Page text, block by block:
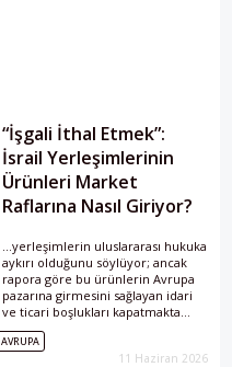
“İşgali İthal Etmek”:
İsrail Yerleşimlerinin
Ürünleri Market
Raflarına Nasıl Giriyor?
...yerleşimlerin uluslararası hukuka
aykırı olduğunu söylüyor; ancak
rapora göre bu ürünlerin Avrupa
pazarına girmesini sağlayan idari
ve ticari boşlukları kapatmakta
yetersiz kalıyor. Bu tablo, özellikle
Almanya,
AVRUPA
11 Haziran 2026